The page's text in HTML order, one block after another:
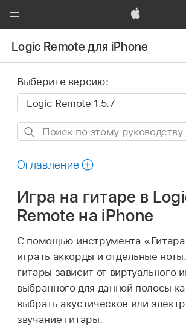
Открыть
меню
Apple
Logic Remote для iPhone
Выберите версию:
Поиск
этому
Оглавление
Игра на гитаре в
Remote на iPhone
С помощью инструмента
играть аккорды и отдельные
гитары зависит от виртуального
выбранного для данной полосы
выбрать акустическое или
звучание гитары.